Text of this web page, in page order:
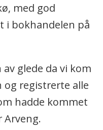
med god
i bokhandelen på
glede da vi kom
og registrerte alle
hadde kommet
Arveng.